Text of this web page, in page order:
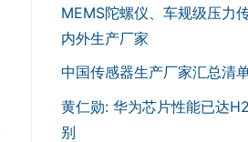
MEMS陀螺仪、车规级压力
内外生产厂家
中国传感器生产厂家汇总清
黄仁勋: 华为芯片性能已达
别